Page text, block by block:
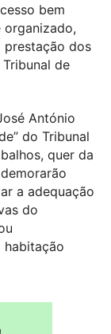
bem
organizado,
dos
de
António
do Tribunal
quer da
a adequação
do
habitação